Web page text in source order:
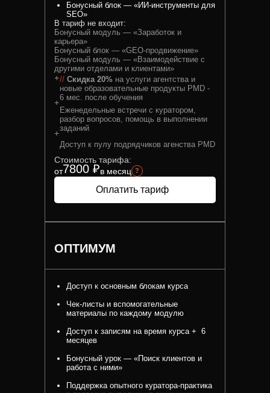
Бонусный блок — «ИИ-инструменты для
SEO»
В тариф не входит:
Бонусный модуль — «Заработок и
карьера»
Бонусный блок — «GEO-продвижение»
Бонусный модуль — «Взаимодействие с
другими отделами и клиентами»
+// Скидка 20% на услуги агентства и
новые образовательные продукты PMD -
6 мес. после обучения
+
Еженедельные встречи с куратором,
разбор вопросов, помощь в выполнении
заданий
+
Доступ к пулу подрядчиков агенства PMD
Стоимость тарифа:
от7800 ₽в месяц ?
Оплатить тариф
ОПТИМУМ
Доступ к основным блокам курса
Чек-листы и вспомогательные
материалы по каждому модулю
Доступ к записям на время курса + 6
месяцев
Бонусный урок — «Поиск клиентов и
работа с ними»
Поддержка опытного куратора-практика